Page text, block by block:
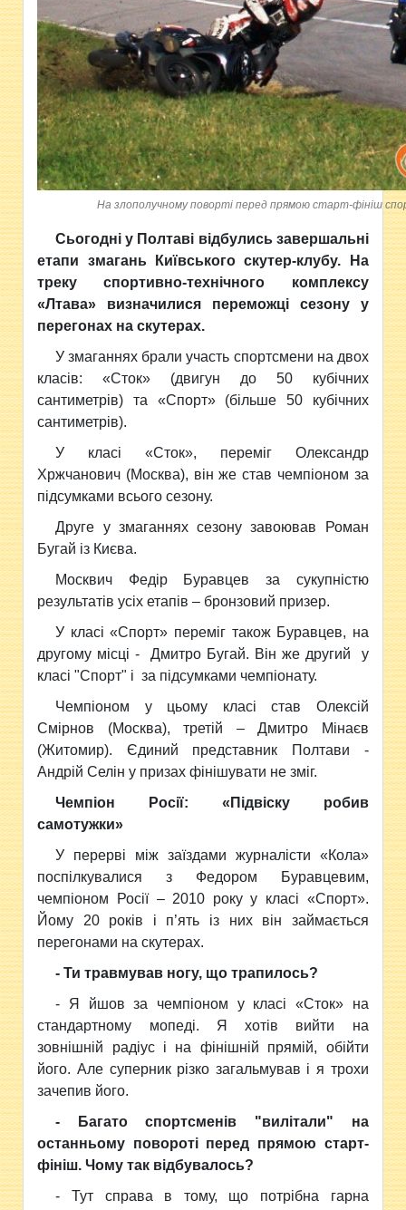
На злополучному поворті перед прямою старт-фініш
Сьогодні у Полтаві відбулись завершальні
етапи змагань Київського скутер-клубу. На
треку спортивно-технічного комплексу
«Лтава» визначилися переможці сезону у
перегонах на скутерах.
У змаганнях брали участь спортсмени на двох
класів: «Сток» (двигун до 50 кубічних
сантиметрів) та «Спорт» (більше 50 кубічних
сантиметрів).
У класі «Сток», переміг Олександр
Хржчанович (Москва), він же став чемпіоном за
підсумками всього сезону.
Друге у змаганнях сезону завоював Роман
Бугай із Києва.
Москвич Федір Буравцев за сукупністю
результатів усіх етапів – бронзовий призер.
У класі «Спорт» переміг також Буравцев, на
другому місці - Дмитро Бугай. Він же другий у
класі "Спорт" і за підсумками чемпіонату.
Чемпіоном у цьому класі став Олексій
Смірнов (Москва), третій – Дмитро Мінаєв
(Житомир). Єдиний представник Полтави -
Андрій Селін у призах фінішувати не зміг.
Чемпіон Росії: «Підвіску робив
самотужки»
У перерві між заїздами журналісти «Кола»
поспілкувалися з Федором Буравцевим,
чемпіоном Росії – 2010 року у класі «Спорт».
Йому 20 років і п’ять із них він займається
перегонами на скутерах.
- Ти травмував ногу, що трапилось?
- Я йшов за чемпіоном у класі «Сток» на
стандартному мопеді. Я хотів вийти на
зовнішній радіус і на фінішній прямій, обійти
його. Але суперник різко загальмував і я трохи
зачепив його.
- Багато спортсменів "вилітали" на
останньому повороті перед прямою старт-
фініш. Чому так відбувалось?
- Тут справа в тому, що потрібна гарна